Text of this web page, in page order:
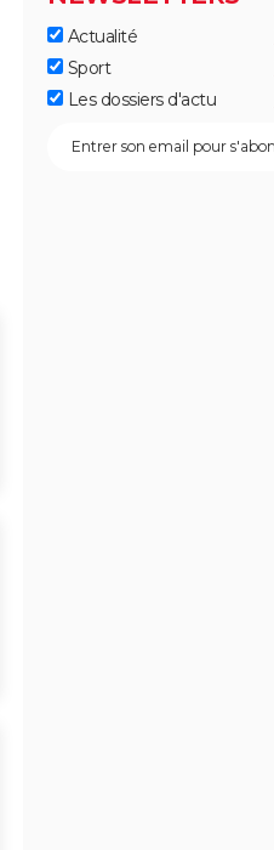
Actualité
Sport
Les dossiers d'actu